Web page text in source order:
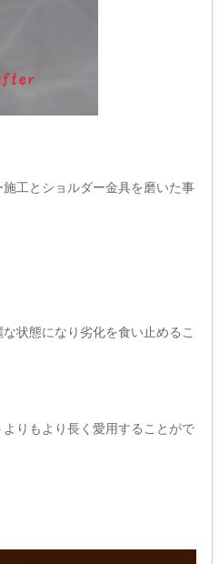
工とショルダー金具を磨いた事
状態になり劣化を食い止めるこ
りもより長く愛用することがで